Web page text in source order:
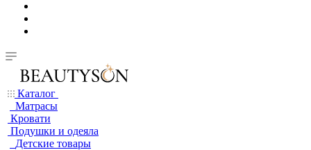
Каталог
Матрасы
Кровати
Подушки и одеяла
Детские товары